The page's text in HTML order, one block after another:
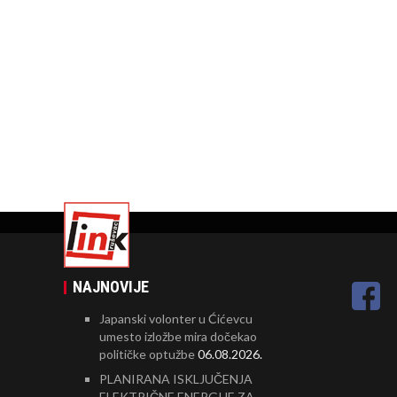
NAJNOVIJE
Japanski volonter u Ćićevcu
umesto izložbe mira dočekao
političke optužbe06.08.2026.
PLANIRANA ISKLJUČENJA